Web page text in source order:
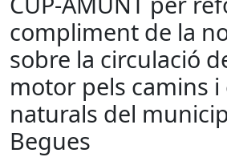
compliment de la
sobre la circulació
motor pels camins i
naturals del
Begues